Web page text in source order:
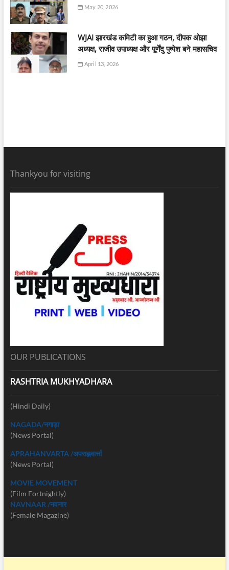
May 20, 2026
WJAI झारखंड कमिटी का हुआ गठन, दीपक ओझा
अध्यक्ष, राजीव उपाध्यक्ष और पूर्णेंदु पुष्पेश बने महासचिव
April 13, 2026
Thankyou for visiting
OUR PUBLICATIONS
RASHTRIA MUKHYADHARA
(Hindi Daily)
NAGADA/नगाड़ा
(News Portal)
APRAHANVARTA /अपराह्नवार्त्ता
(News Portal)
MOVIE MOVEMENT
(Film Fortnightly)
NAVNAAR /नवनार
(Female Magazine)